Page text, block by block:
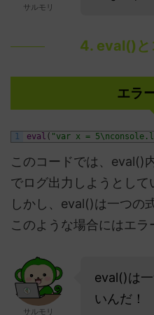
サルモリ
4. eval()と
エラ
1 eval ( "var x =
このコードでは、eval()
でログ出力しようとして
しかし、eval()は一つの
このような場合にはエラ
サルモリ
eval()は
いんだ！